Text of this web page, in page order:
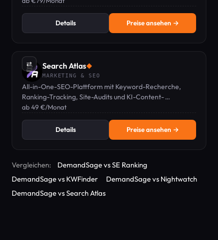
Details Preise ansehen →
⇄ Search Atlas◆
MARKETING & SEO
All-in-One-SEO-Plattform mit Keyword-Recherche,
Ranking-Tracking, Site-Audits und KI-Content-
Erstellung.
ab 49 €/Monat
Details Preise ansehen →
Vergleichen:
DemandSage vs SE Ranking
DemandSage vs KWFinder
DemandSage vs Nightwatch
DemandSage vs Search Atlas